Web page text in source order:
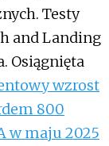
Testy
and Landing
Osiągnięta
wzrost
800
w maju 2025